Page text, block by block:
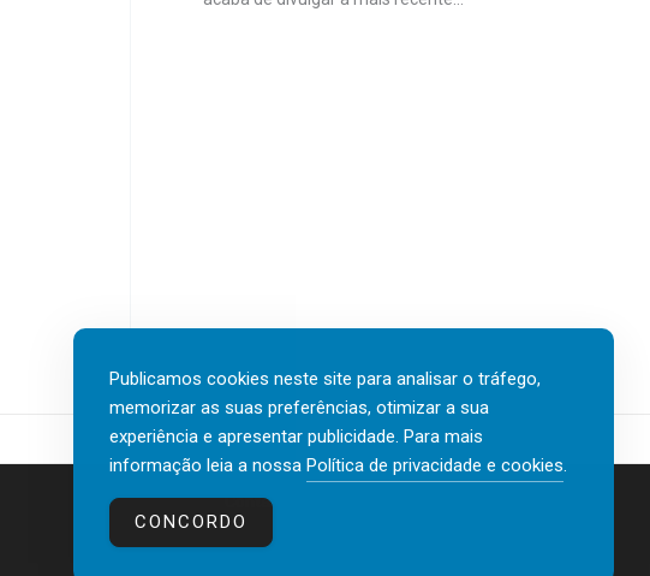
Contactos
Publicamos cookies neste site para analisar o tráfego,
memorizar as suas preferências, otimizar a sua
experiência e apresentar publicidade. Para mais
informação leia a nossa Política de privacidade e cookies.
CONCORDO